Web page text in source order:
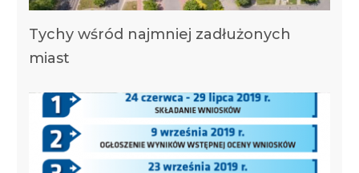
Tychy wśród najmniej zadłużonych
miast